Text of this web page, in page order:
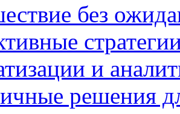
без
и
решения